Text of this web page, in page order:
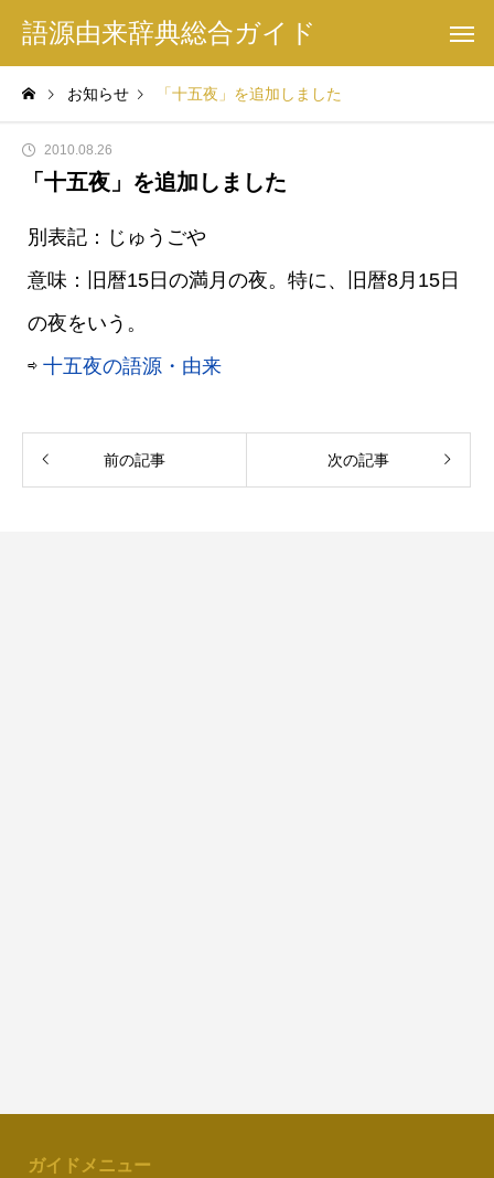
語源由来辞典総合ガイド
お知らせ 「十五夜」を追加しました
2010.08.26
「十五夜」を追加しました
別表記：じゅうごや
意味：旧暦15日の満月の夜。特に、旧暦8月15日
の夜をいう。
⇨ 十五夜の語源・由来
前の記事 次の記事
ガイドメニュー